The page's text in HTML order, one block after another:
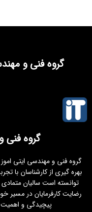
گروه فنی و
گروه فنی
بهره گیری از کارشناسان با
توانسته است سالیان
رضایت کارفرمایان در مسیر
پیچیدگی و اهمیت